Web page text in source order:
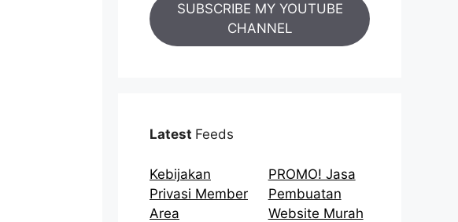
SUBSCRIBE MY YOUTUBE
CHANNEL
Latest Feeds
Kebijakan
Privasi Member
Area
PROMO! Jasa
Pembuatan
Website Murah